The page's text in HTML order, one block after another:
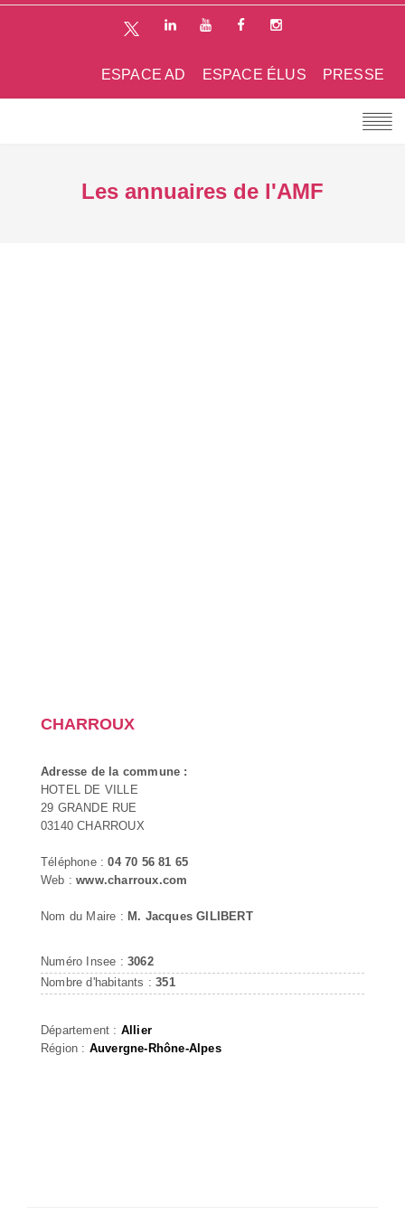
PRESSE
ESPACE ÉLUS
ESPACE AD
Les annuaires de l'AMF
CHARROUX
Adresse de la commune :
HOTEL DE VILLE
29 GRANDE RUE
03140 CHARROUX
Téléphone :04 70 56 81 65
Web :www.charroux.com
Nom du Maire : M. Jacques GILIBERT
Numéro Insee : 3062
Nombre d'habitants :351
Département : Allier
Région : Auvergne-Rhône-Alpes